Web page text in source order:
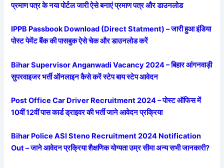
प्रमाण पत्र के नया पोर्टल जारी ऐसे बनाएं प्रमाण पत्र और डाउनलोड
IPPB Passbook Download (Direct Statment) – जारी हुआ इंडिया
पोस्ट पेमेंट बैंक की पासबुक ऐसे चेक और डाउनलोड करें
Bihar Supervisor Anganwadi Vacancy 2024 – बिहार आंगनवाड़ी
सुपरवाइजर भर्ती ऑनलाइन कैसे करें स्टेप बाय स्टेप आवेदन
Post Office Car Driver Recruitment 2024 – पोस्ट ऑफिस में
10वीं 12वीं पास कार्ड ड्राइवर की भर्ती जाने आवेदन प्रक्रिया
Bihar Police ASI Steno Recruitment 2024 Notification
Out – जाने आवेदन प्रक्रिया शैक्षणिक योग्यता उम्र सीमा अन्य सभी जानकारी?